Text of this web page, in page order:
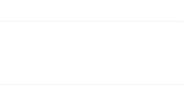
日17:00。